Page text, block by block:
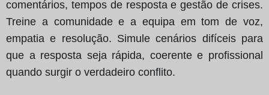
comentários, tempos de resposta e gestão de crises.
Treine a comunidade e a equipa em tom de voz,
empatia e resolução. Simule cenários difíceis para
que a resposta seja rápida, coerente e profissional
quando surgir o verdadeiro conflito.